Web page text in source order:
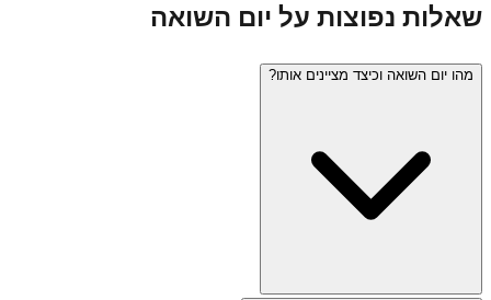
שאלות נפוצות על יום השואה
מהו יום השואה וכיצד מציינים אותו?